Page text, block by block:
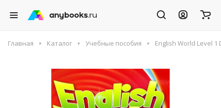
Главная Каталог Учебные пособия English World Level 1